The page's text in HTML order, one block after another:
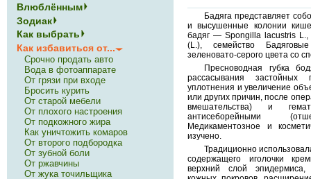
Бадяга представляет
и высушенные колонии
бадяг — Spongilla lacustris
(L.), семейство
зеленовато-серого цвета со
Пресноводная губка
рассасывания застойных
уплотнения и увеличение
или других причин, после
вмешательства) и
антисеборейными
Медикаментозное и
изучено.
Традиционно
содержащего иголочки
верхний слой
Влюблённым
Зодиак
Как выбрать
Как избавиться от...
Срочно продать авто
Вода в фотоаппарате
От грязи при входе
Бросить курить
От старой мебели
От плохого настроения
От подкожного жира
Как уничтожить комаров
От второго подбородка
От зубной боли
От ржавчины
От жука точильщика